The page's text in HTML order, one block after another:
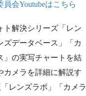
会Youtubeはこちら
ト解決シリーズ「レン
ズデータベース」「カ
」の実写チャートを結
カメラを詳細に解説す
「レンズラボ」「カメラ